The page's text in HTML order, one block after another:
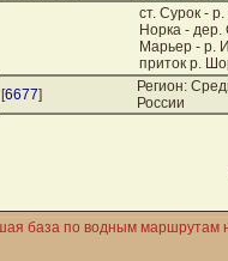
ст. Сурок -
Норка -
Марьер - р.
приток р.
[6677]
Регион:
России